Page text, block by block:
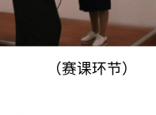
（赛课环节）